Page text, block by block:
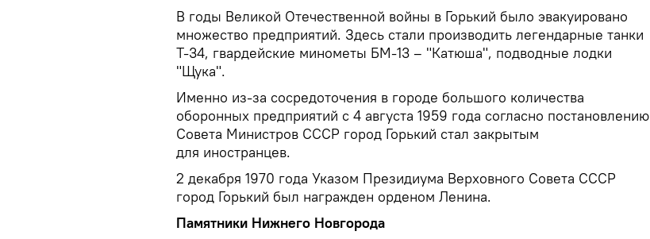
В годы Великой Отечественной войны в Горький было эвакуировано
множество предприятий. Здесь стали производить легендарные танки
Т-34, гвардейские минометы БМ-13 – "Катюша", подводные лодки
"Щука".
Именно из-за сосредоточения в городе большого количества
оборонных предприятий с 4 августа 1959 года согласно постановлению
Совета Министров СССР город Горький стал закрытым
для иностранцев.
2 декабря 1970 года Указом Президиума Верховного Совета СССР
город Горький был награжден орденом Ленина.
Памятники Нижнего Новгорода